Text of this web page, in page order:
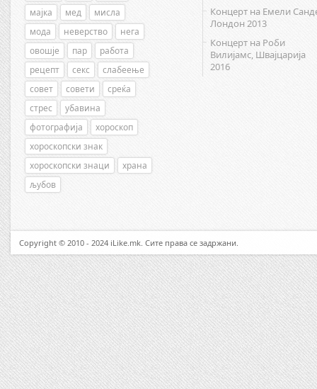
мајка
мед
мисла
мода
неверство
нега
овошје
пар
работа
рецепт
секс
слабеење
совет
совети
среќа
стрес
убавина
фотографија
хороскоп
хороскопски знак
хороскопски знаци
храна
љубов
Концерт на Емели
Лондон 2013
Концерт на Роби
Вилијамс, Швајцарија
2016
Copyright © 2010 - 2024 iLike.mk. Сите права се задржани.